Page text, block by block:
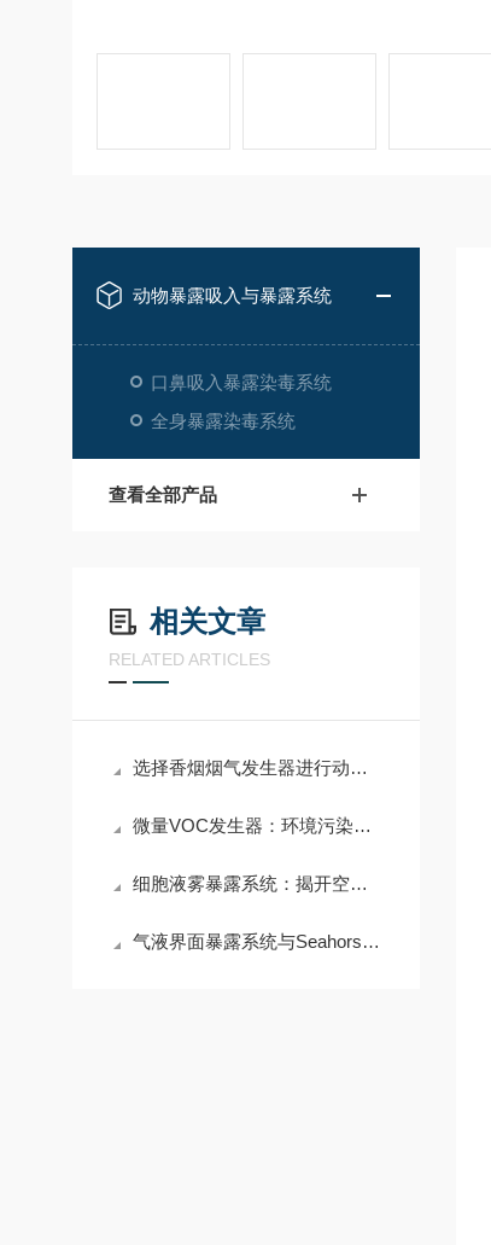
动物暴露吸入与暴露系统
口鼻吸入暴露染毒系统
全身暴露染毒系统
查看全部产品
相关文章
RELATED ARTICLES
选择香烟烟气发生器进行动物熏烟造模实验的注意事项
微量VOC发生器：环境污染物研究的精密设备
细胞液雾暴露系统：揭开空气污染致病的微观黑箱
气液界面暴露系统与Seahorse细胞能量分析仪的联合应用